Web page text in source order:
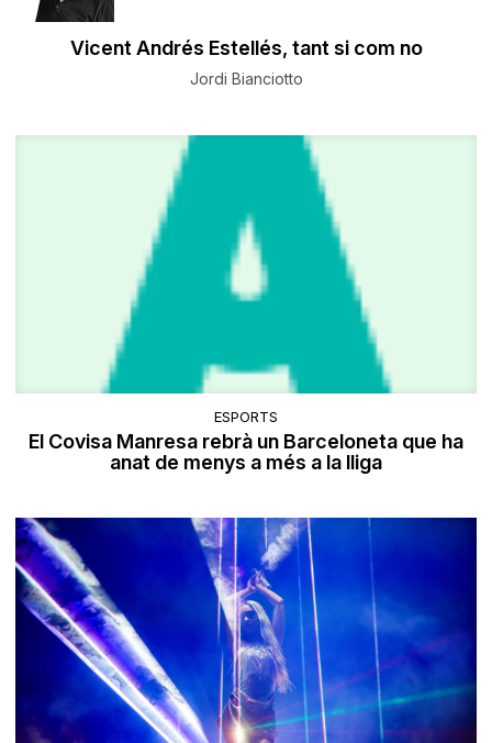
Vicent Andrés Estellés, tant si com no
Jordi Bianciotto
ESPORTS
El Covisa Manresa rebrà un Barceloneta que ha
anat de menys a més a la lliga